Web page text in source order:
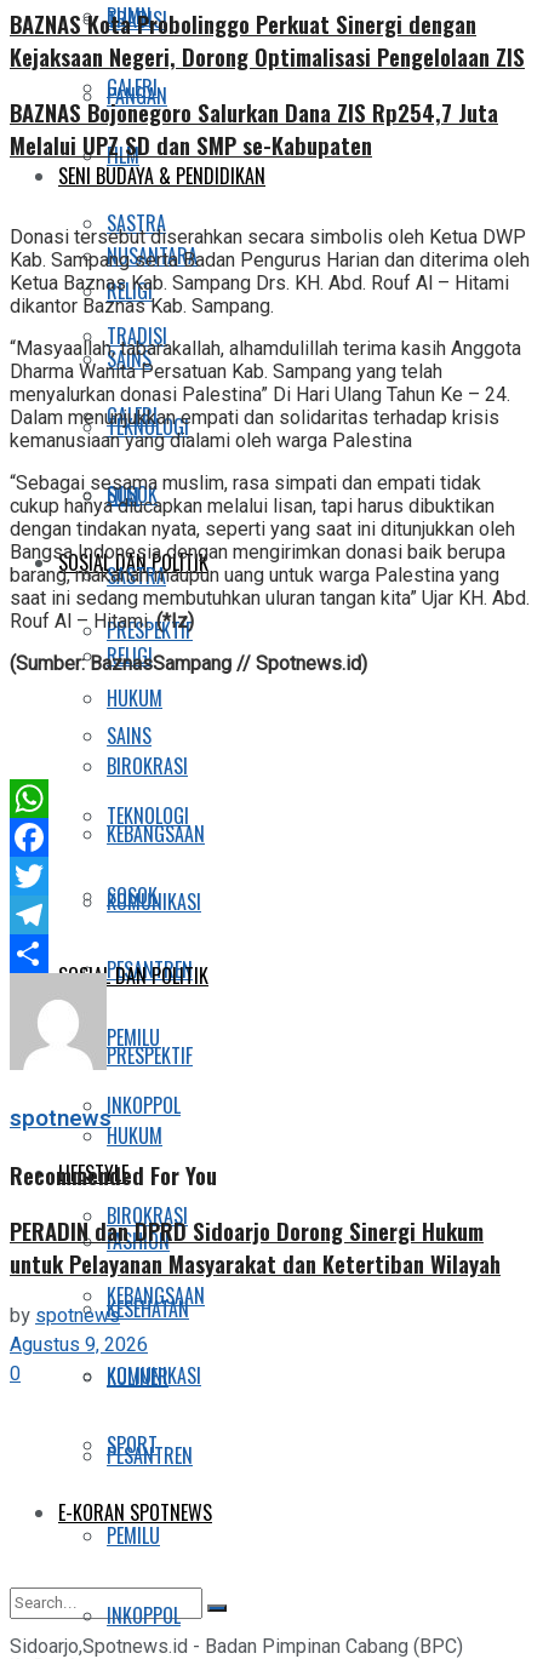
TRADISI
GALERI
FILM
SASTRA
RELIGI
SAINS
TEKNOLOGI
SOSOK
SOSIAL DAN POLITIK
PRESPEKTIF
HUKUM
BIROKRASI
KEBANGSAAN
KOMUNIKASI
PESANTREN
PEMILU
INKOPPOL
LIFESTYLE
FASHION
KESEHATAN
KULINER
SPORT
E-KORAN SPOTNEWS
BUMN
PANGAN
SENI BUDAYA & PENDIDIKAN
NUSANTARA
TRADISI
GALERI
FILM
SASTRA
RELIGI
SAINS
TEKNOLOGI
SOSOK
SOSIAL DAN POLITIK
PRESPEKTIF
HUKUM
BIROKRASI
KEBANGSAAN
KOMUNIKASI
PESANTREN
PEMILU
INKOPPOL
BAZNAS Kota Probolinggo Perkuat Sinergi dengan
Kejaksaan Negeri, Dorong Optimalisasi Pengelolaan ZIS
BAZNAS Bojonegoro Salurkan Dana ZIS Rp254,7 Juta
Melalui UPZ SD dan SMP se-Kabupaten
Donasi tersebut diserahkan secara simbolis oleh Ketua DWP
Kab. Sampang serta Badan Pengurus Harian dan diterima oleh
Ketua Baznas Kab. Sampang Drs. KH. Abd. Rouf Al – Hitami
dikantor Baznas Kab. Sampang.
“Masyaallah, tabarakallah, alhamdulillah terima kasih Anggota
Dharma Wanita Persatuan Kab. Sampang yang telah
menyalurkan donasi Palestina” Di Hari Ulang Tahun Ke – 24.
Dalam menunjukkan empati dan solidaritas terhadap krisis
kemanusiaan yang dialami oleh warga Palestina
“Sebagai sesama muslim, rasa simpati dan empati tidak
cukup hanya diucapkan melalui lisan, tapi harus dibuktikan
dengan tindakan nyata, seperti yang saat ini ditunjukkan oleh
Bangsa Indonesia dengan mengirimkan donasi baik berupa
barang, makanan maupun uang untuk warga Palestina yang
saat ini sedang membutuhkan uluran tangan kita” Ujar KH. Abd.
Rouf Al – Hitami.(*Iz)
(Sumber: BaznasSampang // Spotnews.id)
WhatsApp
Facebook
Twitter
Telegram
Share
spotnews
Recommended For You
PERADIN dan DPRD Sidoarjo Dorong Sinergi Hukum
untuk Pelayanan Masyarakat dan Ketertiban Wilayah
byspotnews
Agustus 9, 2026
0
Sidoarjo,Spotnews.id - Badan Pimpinan Cabang (BPC)